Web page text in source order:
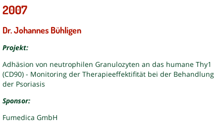
2007
Dr. Johannes Bühligen
Projekt:
Adhäsion von neutrophilen Granulozyten an das humane Thy1
(CD90) - Monitoring der Therapieeffektifität bei der Behandlung
der Psoriasis
Sponsor:
Fumedica GmbH